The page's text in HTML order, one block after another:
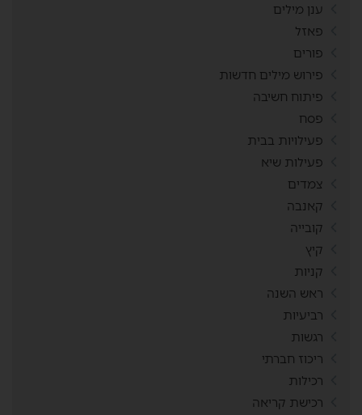
ענן מילים
פאזל
פורים
פירוש מילים חדשות
פיתוח חשיבה
פסח
פעילויות בבית
פעילות שיא
צמדים
קאנבה
קובייה
קיץ
קניות
ראש השנה
רביעיות
רגשות
ריכוז חברתי
רכילות
רכישת קריאה